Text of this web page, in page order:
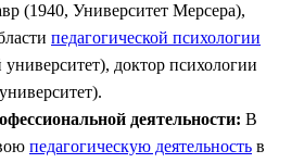
(1940, Университет Мерсера),
педагогической психологии
доктор психологии
деятельности: В
педагогическую деятельность в